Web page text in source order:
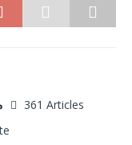
361 Articles